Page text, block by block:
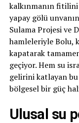
kalkınmanın
yapay gölü
Sulama Projesi ve
hamleleriyle Bolu,
kapatarak
geçiyor. Hem su
gelirini katlayan
bölgesel bir güç
Ulusal su